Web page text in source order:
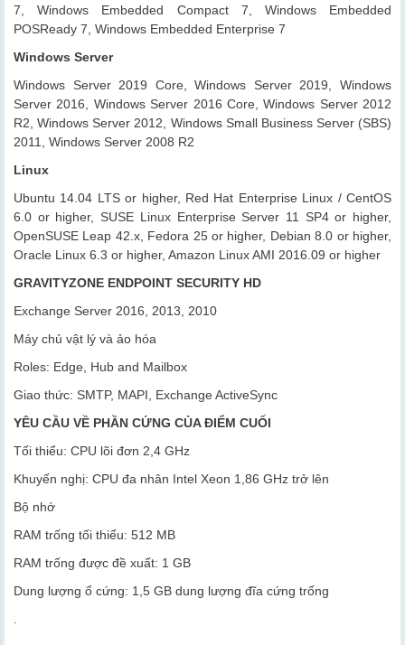
7, Windows Embedded Compact 7, Windows Embedded
POSReady 7, Windows Embedded Enterprise 7
Windows Server
Windows Server 2019 Core, Windows Server 2019, Windows
Server 2016, Windows Server 2016 Core, Windows Server 2012
R2, Windows Server 2012, Windows Small Business Server (SBS)
2011, Windows Server 2008 R2
Linux
Ubuntu 14.04 LTS or higher, Red Hat Enterprise Linux / CentOS
6.0 or higher, SUSE Linux Enterprise Server 11 SP4 or higher,
OpenSUSE Leap 42.x, Fedora 25 or higher, Debian 8.0 or higher,
Oracle Linux 6.3 or higher, Amazon Linux AMI 2016.09 or higher
GRAVITYZONE ENDPOINT SECURITY HD
Exchange Server 2016, 2013, 2010
Máy chủ vật lý và ảo hóa
Roles: Edge, Hub and Mailbox
Giao thức: SMTP, MAPI, Exchange ActiveSync
YÊU CẦU VỀ PHẦN CỨNG CỦA ĐIỂM CUỐI
Tối thiểu: CPU lõi đơn 2,4 GHz
Khuyến nghị: CPU đa nhân Intel Xeon 1,86 GHz trở lên
Bộ nhớ
RAM trống tối thiểu: 512 MB
RAM trống được đề xuất: 1 GB
Dung lượng ổ cứng: 1,5 GB dung lượng đĩa cứng trống
.